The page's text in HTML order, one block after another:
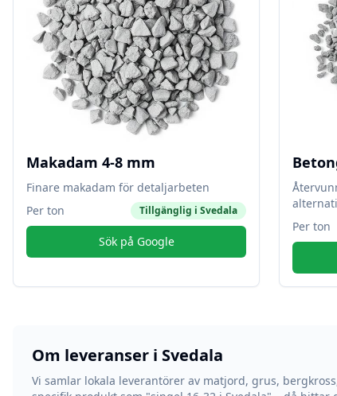
Makadam 4-8 mm
Finare makadam för detaljarbeten
Per ton
Tillgänglig i Svedala
Sök på Google
Per ton
Om leveranser i Svedala
Vi samlar lokala leverantörer av matjord, grus,